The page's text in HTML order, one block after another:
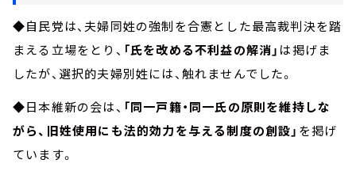
◆自民党は、夫婦同姓の強制を合憲とした最高裁判決を踏
まえる立場をとり、 「氏を改める不利益の解消」 は掲げま
したが、選択的夫婦別姓には、触れませんでした。
◆日本維新の会は、 「同一戸籍・同一氏の原則を維持しな
がら、旧姓使用にも法的効力を与える制度の創設」 を掲げ
ています。